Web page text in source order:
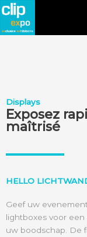
Displays
Exposez
maîtrisé
HELLO
Geef uw
lightboxes voor
uw boodschap. De